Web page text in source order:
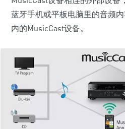
蓝牙手机或平板电脑里的音频
内的MusicCast设备。